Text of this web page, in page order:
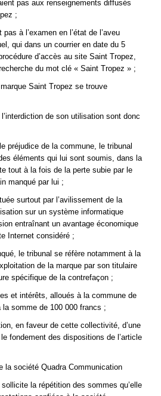
pas aux renseignements diffusés
;
à l’examen en l’état de l’aveu
qui dans un courrier en date du 5
d’accès au site Saint Tropez,
du mot clé « Saint Tropez » ;
Saint Tropez se trouve
de son utilisation sont donc
préjudice de la commune, le tribunal
éléments qui lui sont soumis, dans la
tout à la fois de la perte subie par le
manqué par lui ;
surtout par l’avilissement de la
sur un système informatique
entraînant un avantage économique
Internet considéré ;
le tribunal se réfère notamment à la
de la marque par son titulaire
spécifique de la contrefaçon ;
et intérêts, alloués à la commune de
somme de 100 000 francs ;
en faveur de cette collectivité, d’une
fondement des dispositions de l’article
la société Quadra Communication
la répétition des sommes qu’elle